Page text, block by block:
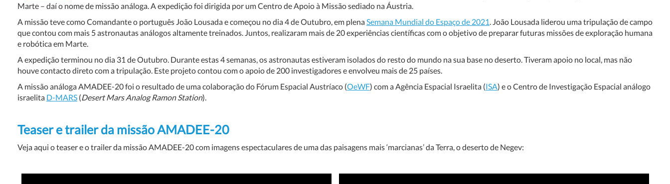
Marte – daí o nome de missão análoga. A expedição foi dirigida por um Centro de Apoio à Missão sediado na Áustria.
A missão teve como Comandante o português João Lousada e começou no dia 4 de Outubro, em plena Semana Mundial do Espaço de 2021 . João Lousada liderou uma tripulação de campo
que contou com mais 5 astronautas análogos altamente treinados. Juntos, realizaram mais de 20 experiências científicas com o objetivo de preparar futuras missões de exploração humana
e robótica em Marte.
A expedição terminou no dia 31 de Outubro. Durante estas 4 semanas, os astronautas estiveram isolados do resto do mundo na sua base no deserto. Tiveram apoio no local, mas não
houve contacto direto com a tripulação. Este projeto contou com o apoio de 200 investigadores e envolveu mais de 25 países.
A missão análoga AMADEE-20 foi o resultado de uma colaboração do Fórum Espacial Austríaco (OeWF) com a Agência Espacial Israelita (ISA) e o Centro de Investigação Espacial análogo
israelita D-MARS (Desert Mars Analog Ramon Station).
Teaser e trailer da missão AMADEE-20
Veja aqui o teaser e o trailer da missão AMADEE-20 com imagens espectaculares de uma das paisagens mais ‘marcianas’ da Terra, o deserto de Negev: